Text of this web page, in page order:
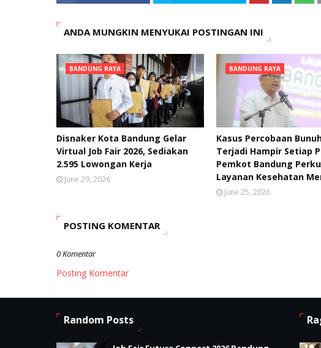
ANDA MUNGKIN MENYUKAI POSTINGAN INI
BANDUNG RAYA
Disnaker Kota Bandung Gelar
Virtual Job Fair 2026, Sediakan
2.595 Lowongan Kerja
June 29, 2026
BANDUNG RAYA
Kasus Percobaan
Terjadi Hampir Setiap
Pemkot Bandung
Layanan Kesehatan
June 25, 2026
POSTING KOMENTAR
0 Komentar
Posting Komentar
Random Posts